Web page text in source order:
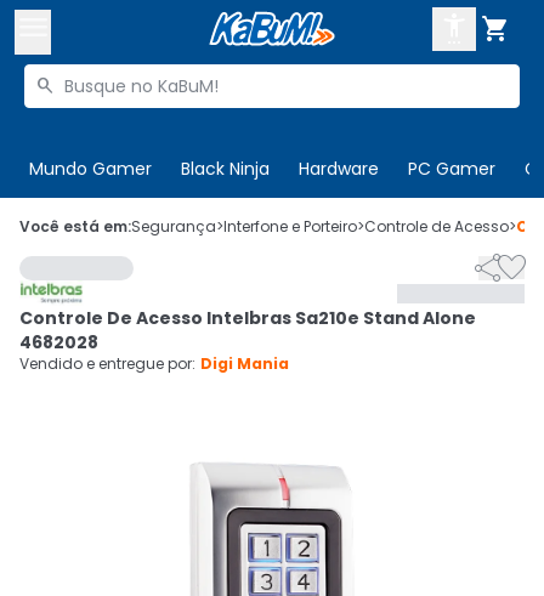

Buscar produtos

Mundo Gamer Black Ninja Hardware PC Gamer
 Olá. Acesse sua conta
 Departamentos
Cupons
CADASTRE-SE
Você está em:Segurança>Interfone e Porteiro>Controle de Acesso>

Controle De Acesso Intelbras Sa210e Stand Alone
4682028
Vendido e entregue por: Digi Mania